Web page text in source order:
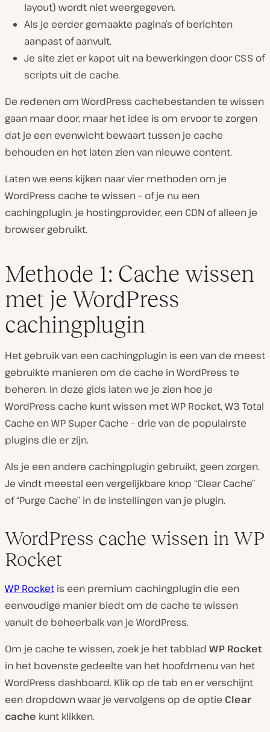
layout) wordt niet weergegeven.
Als je eerder gemaakte pagina’s of berichten
aanpast of aanvult.
Je site ziet er kapot uit na bewerkingen door CSS of
scripts uit de cache.
De redenen om WordPress cachebestanden te wissen
gaan maar door, maar het idee is om ervoor te zorgen
dat je een evenwicht bewaart tussen je cache
behouden en het laten zien van nieuwe content.
Laten we eens kijken naar vier methoden om je
WordPress cache te wissen – of je nu een
cachingplugin, je hostingprovider, een CDN of alleen je
browser gebruikt.
Methode 1: Cache wissen
met je WordPress
cachingplugin
Het gebruik van een cachingplugin is een van de meest
gebruikte manieren om de cache in WordPress te
beheren. In deze gids laten we je zien hoe je
WordPress cache kunt wissen met WP Rocket, W3 Total
Cache en WP Super Cache – drie van de populairste
plugins die er zijn.
Als je een andere cachingplugin gebruikt, geen zorgen.
Je vindt meestal een vergelijkbare knop “Clear Cache”
of “Purge Cache” in de instellingen van je plugin.
WordPress cache wissen in WP
Rocket
WP Rocket is een premium cachingplugin die een
eenvoudige manier biedt om de cache te wissen
vanuit de beheerbalk van je WordPress.
Om je cache te wissen, zoek je het tabblad WP Rocket
in het bovenste gedeelte van het hoofdmenu van het
WordPress dashboard. Klik op de tab en er verschijnt
een dropdown waar je vervolgens op de optie Clear
cache kunt klikken.